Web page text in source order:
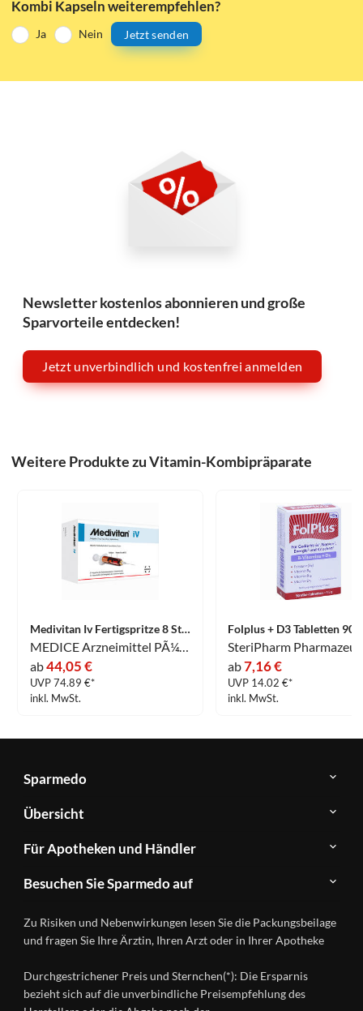
Kombi Kapseln weiterempfehlen?
Ja Nein Jetzt senden
Newsletter kostenlos abonnieren und große
Sparvorteile entdecken!
Jetzt unverbindlich und kostenfrei anmelden
Weitere Produkte zu Vitamin-Kombipräparate
Medivitan Iv Fertigspritze 8 Stück
MEDICE Arzneimittel PÃ¼tter GmbH&Co.KG
ab44,05 €
UVP 74.89 €*
inkl. MwSt.
Folplus + D3 Tabletten 90
ab7,16 €
UVP 14.02 €*
inkl. MwSt.
Sparmedo
Über
Sparmedo
FAQ
Kontakt
Datenschutz
Nutzungsbedingungen
Übersicht
Herstellerverzeichnis
Produkte
A-
Ratgeber
Wirkstoffe
Gesundheitsmagazin
Für Apotheken und Händler
&
Händlerlogin
Besuchen Sie Sparmedo auf
Instagram
Zu Risiken und Nebenwirkungen lesen Sie die Packungsbeilage
und fragen Sie Ihre Ärztin, Ihren Arzt oder in Ihrer Apotheke
Durchgestrichener Preis und Sternchen(*): Die Ersparnis
bezieht sich auf die unverbindliche Preisempfehlung des